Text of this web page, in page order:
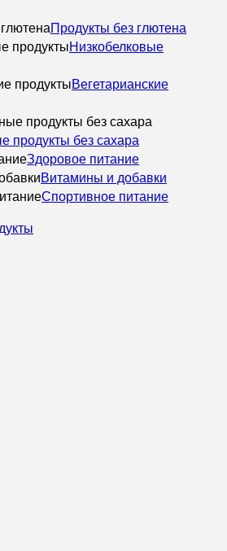
Продукты без глютена
Низкобелковые
Вегетарианские
продукты без сахара
Здоровое питание
Витамины и добавки
Спортивное питание